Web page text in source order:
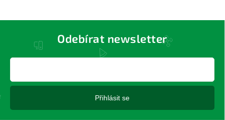
Odebírat newsletter
Přihlásit se